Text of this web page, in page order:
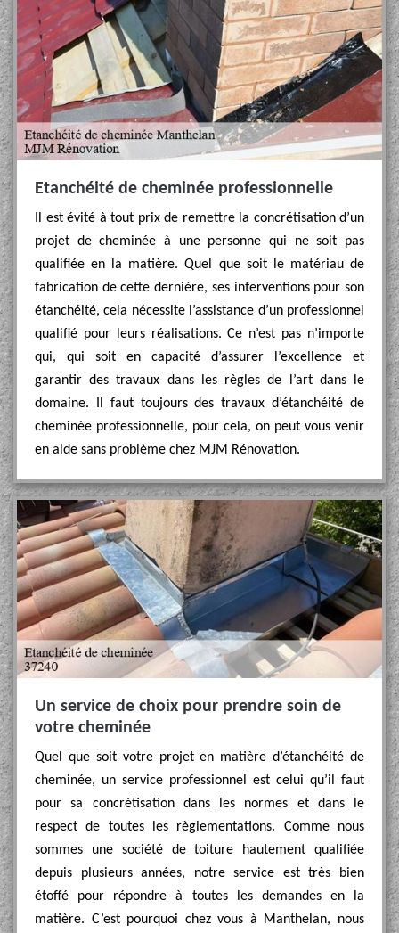
Etanchéité de cheminée professionnelle
Il est évité à tout prix de remettre la concrétisation d’un
projet de cheminée à une personne qui ne soit pas
qualifiée en la matière. Quel que soit le matériau de
fabrication de cette dernière, ses interventions pour son
étanchéité, cela nécessite l’assistance d’un professionnel
qualifié pour leurs réalisations. Ce n’est pas n’importe
qui, qui soit en capacité d’assurer l’excellence et
garantir des travaux dans les règles de l’art dans le
domaine. Il faut toujours des travaux d’étanchéité de
cheminée professionnelle, pour cela, on peut vous venir
en aide sans problème chez MJM Rénovation.
Un service de choix pour prendre soin de
votre cheminée
Quel que soit votre projet en matière d’étanchéité de
cheminée, un service professionnel est celui qu’il faut
pour sa concrétisation dans les normes et dans le
respect de toutes les règlementations. Comme nous
sommes une société de toiture hautement qualifiée
depuis plusieurs années, notre service est très bien
étoffé pour répondre à toutes les demandes en la
matière. C’est pourquoi chez vous à Manthelan, nous